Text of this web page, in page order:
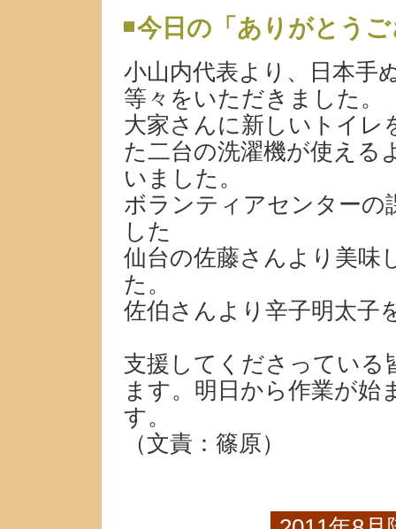
今日の「ありがとう
小山内代表より、日本手
等々をいただきました。
大家さんに新しいトイレ
た二台の洗濯機が使える
いました。
ボランティアセンターの
した
仙台の佐藤さんより美味
た。
佐伯さんより辛子明太子
支援してくださっている
ます。明日から作業が
す。
（文責：篠原）